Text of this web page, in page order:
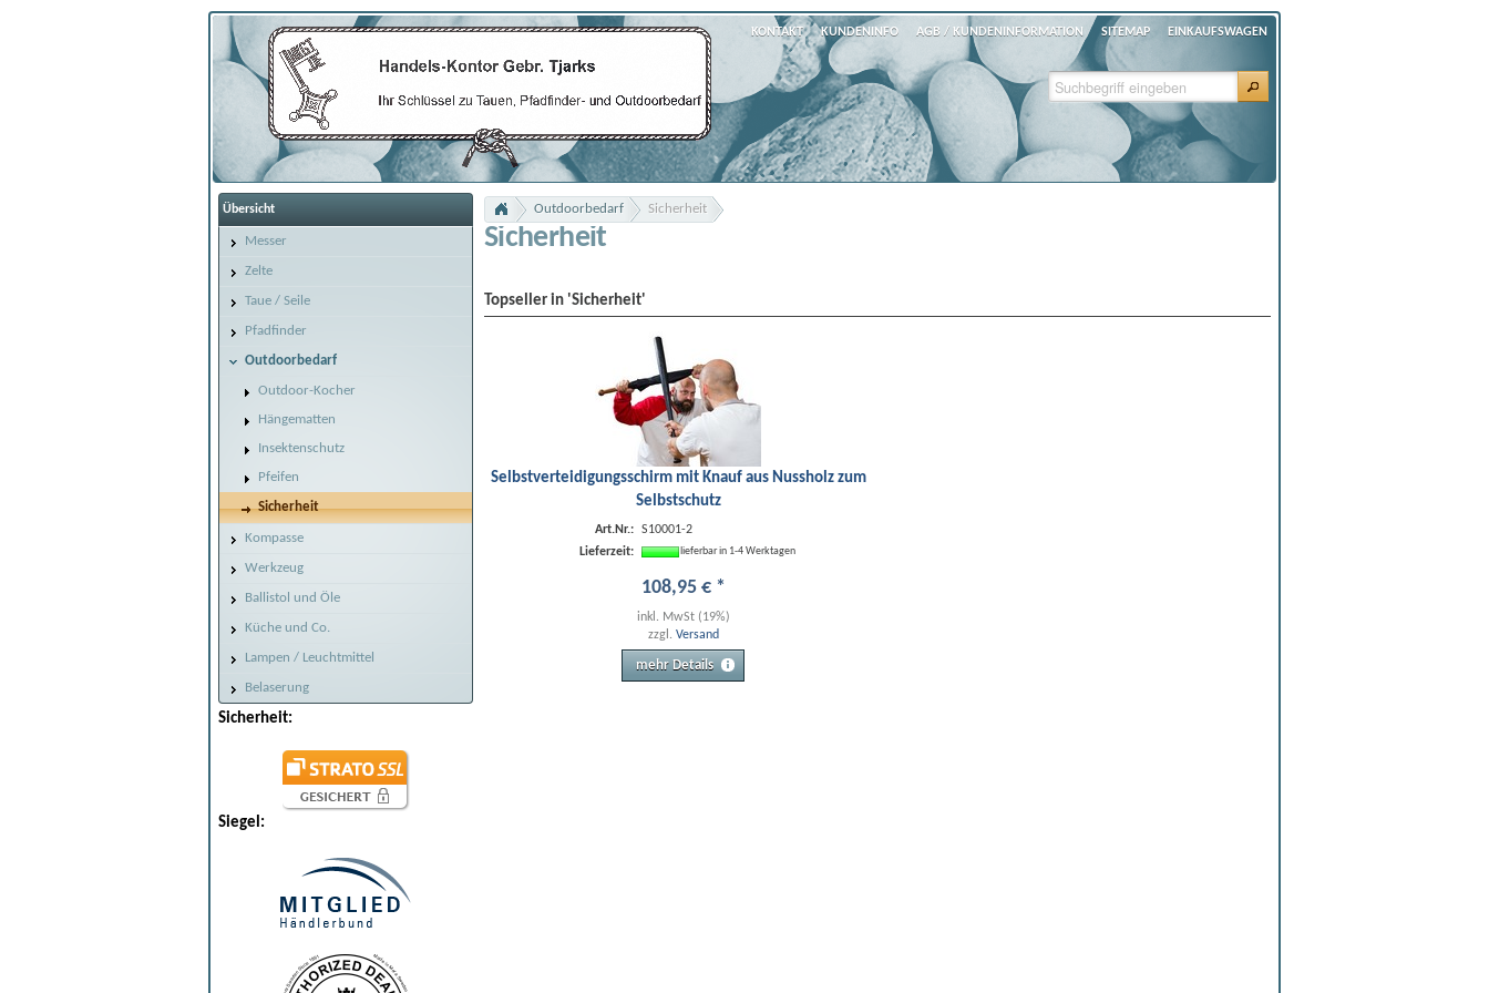
KONTAKT KUNDENINFO AGB / KUNDENINFORMATION SITEMAP EINKAUFSWAGEN
Übersicht
Messer
Zelte
Taue / Seile
Pfadfinder
Outdoorbedarf
Outdoor-Kocher
Hängematten
Insektenschutz
Pfeifen
Sicherheit
Kompasse
Werkzeug
Ballistol und Öle
Küche und Co.
Lampen / Leuchtmittel
Belaserung
Sicherheit:
Siegel:
Outdoorbedarf Sicherheit
Sicherheit
Topseller in 'Sicherheit'
Selbstverteidigungsschirm mit Knauf aus Nussholz zum
Selbstschutz
Art.Nr.:
S10001-2
Lieferzeit:
lieferbar in 1-4 Werktagen
108,95 € *
inkl. MwSt (19%)
zzgl. Versand
mehr Details